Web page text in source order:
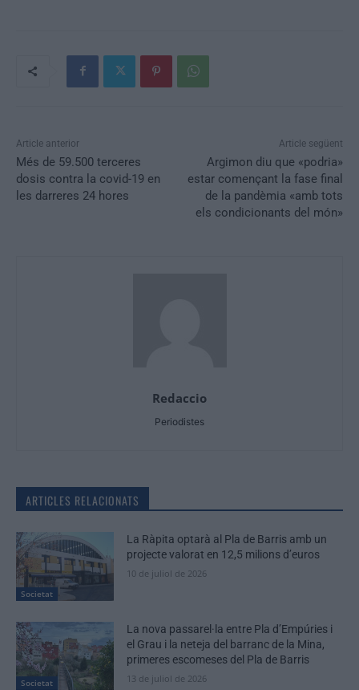
Article anterior
Més de 59.500 terceres
dosis contra la covid-19 en
les darreres 24 hores
Article següent
Argimon diu que «podria»
estar començant la fase final
de la pandèmia «amb tots
els condicionants del món»
Redaccio
Periodistes
ARTICLES RELACIONATS
Societat
La Ràpita optarà al Pla de Barris amb un
projecte valorat en 12,5 milions d’euros
10 de juliol de 2026
Societat
La nova passarel·la entre Pla d’Empúries i
el Grau i la neteja del barranc de la Mina,
primeres escomeses del Pla de Barris
13 de juliol de 2026